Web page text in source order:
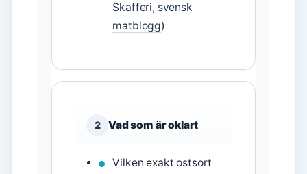
Skafferi, svensk
matblogg)
2 Vad som är oklart
Vilken exakt ostsort